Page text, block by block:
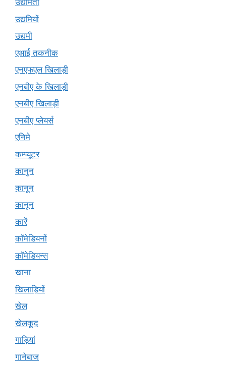
उद्यमिता
उद्यमियों
उद्यमी
एआई तकनीक
एनएफएल खिलाड़ी
एनबीए के खिलाड़ी
एनबीए खिलाड़ी
एनबीए प्लेयर्स
एनिमे
कम्प्यूटर
कानुन
क़ानून
कानून
कारें
कॉमेडियनों
कॉमेडियन्स
खाना
खिलाड़ियों
खेल
खेलकूद
गाड़ियां
गानेबाज